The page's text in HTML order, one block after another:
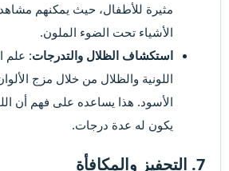
مثيرة للأطفال، حيث يمكنهم
الأشياء تحت الضوء الملون.
استكشاف الظلال والتدرجات: علم
اللونية والظلال من خلال مزج
الأسود. هذا يساعده على فهم أن
يكون له عدة درجات.
7. التحفيز والمكافأة​